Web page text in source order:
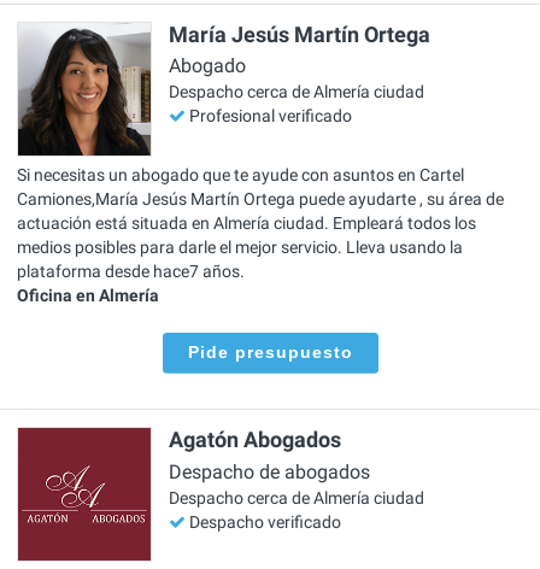
María Jesús Martín Ortega
Abogado
Despacho cerca de Almería ciudad
Profesional verificado
Si necesitas un abogado que te ayude con asuntos en Cartel
Camiones,María Jesús Martín Ortega puede ayudarte , su área de
actuación está situada en Almería ciudad. Empleará todos los
medios posibles para darle el mejor servicio. Lleva usando la
plataforma desde hace7 años.
Oficina en Almería
Pide presupuesto
Agatón Abogados
Despacho de abogados
Despacho cerca de Almería ciudad
Despacho verificado